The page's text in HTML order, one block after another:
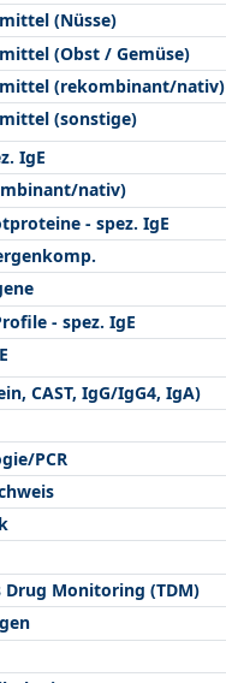
(Nüsse)
(Obst / Gemüse)
(rekombinant/nativ)
(sonstige)
IgE
nativ)
- spez. IgE
- spez. IgE
CAST, IgG/IgG4, IgA)
PCR
Drug Monitoring (TDM)